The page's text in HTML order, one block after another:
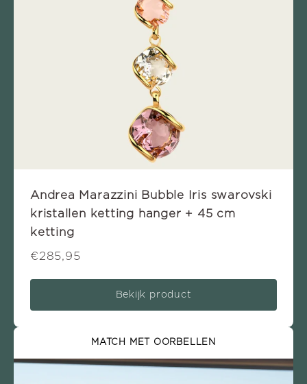
Andrea Marazzini Bubble Iris swarovski
kristallen ketting hanger + 45 cm
ketting
€285,95
Bekijk product
MATCH MET OORBELLEN